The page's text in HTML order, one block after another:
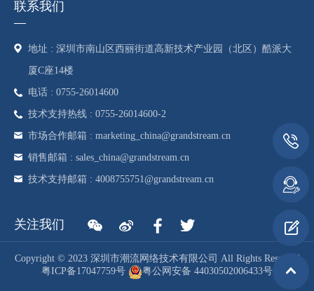
联系我们
地址 : 深圳市南山区西丽街道高新技术产业园（北区）酷派大
厦C座14楼
电话 : 0755-26014600
技术支持热线 : 0755-26014600-2
市场合作邮箱 : marketing_china@grandstream.cn
销售邮箱 : sales_china@grandstream.cn
技术支持邮箱 : 4008755751@grandstream.cn
关注我们
Copyright © 2023 深圳市潮流网络技术有限公司 All Rights Reserved
粤ICP备17047759号
粤公网安备 44030502006433号